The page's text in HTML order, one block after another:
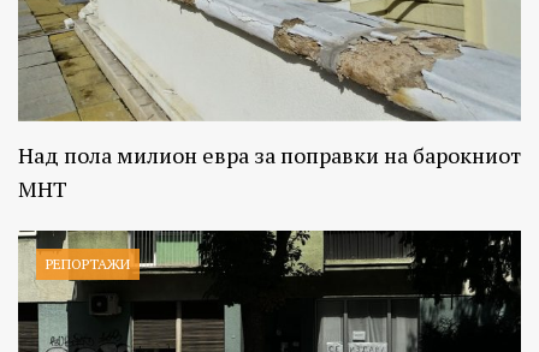
Над пола милион евра за поправки на барокниот
МНТ
РЕПОРТАЖИ